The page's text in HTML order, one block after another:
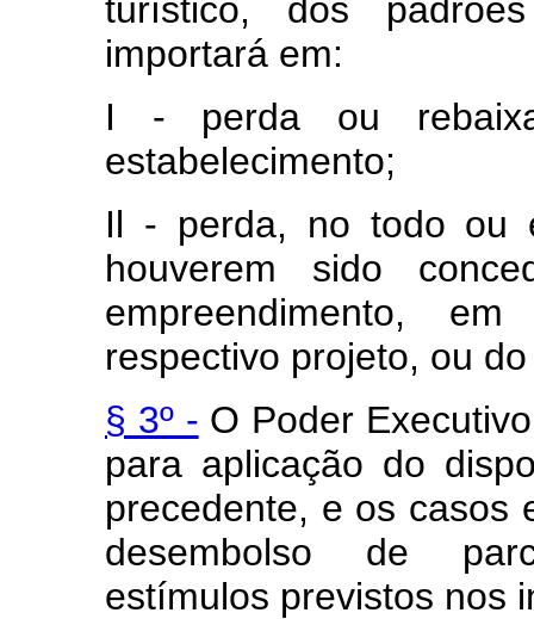
turístico, dos
importará em:
I - perda ou
estabelecimento;
Il - perda, no todo ou
houverem sido
empreendimento,
respectivo projeto, ou
§ 3º - O Poder
para aplicação do
precedente, e os casos
desembolso de
estímulos previstos nos